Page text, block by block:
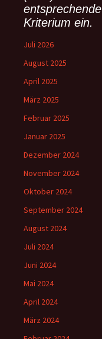
:entsprechende
Kriterium ein.
Juli 2026
August 2025
April 2025
März 2025
Februar 2025
Januar 2025
Dezember 2024
November 2024
Oktober 2024
September 2024
August 2024
Juli 2024
Juni 2024
Mai 2024
April 2024
März 2024